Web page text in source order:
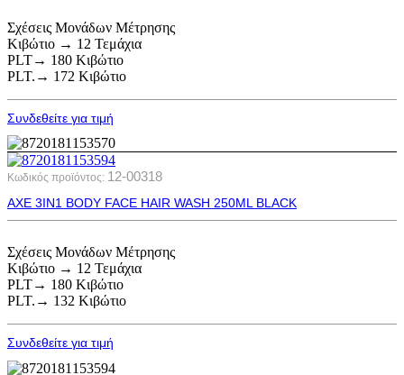
Σχέσεις Μονάδων Μέτρησης
Κιβώτιο → 12 Τεμάχια
PLT→ 180 Κιβώτιο
PLT.→ 172 Κιβώτιο
Συνδεθείτε για τιμή
Κωδικός προϊόντος: 12-00318
AXE 3IN1 BODY FACE HAIR WASH 250ML BLACK
Σχέσεις Μονάδων Μέτρησης
Κιβώτιο → 12 Τεμάχια
PLT→ 180 Κιβώτιο
PLT.→ 132 Κιβώτιο
Συνδεθείτε για τιμή